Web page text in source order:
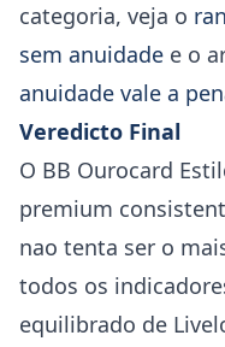
categoria, veja o
sem anuidade e o
anuidade vale a
Veredicto Final
O BB Ourocard
premium
nao tenta ser o
todos os
equilibrado de